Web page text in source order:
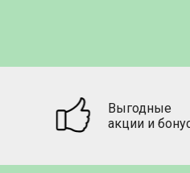
Выгодные
акции и